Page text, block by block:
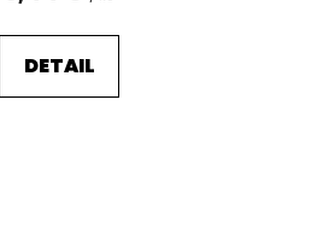
DETAIL